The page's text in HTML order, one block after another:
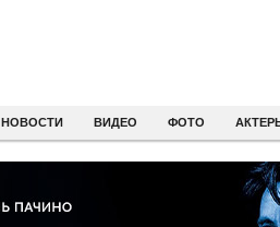
НОВОСТИ ВИДЕО ФОТО